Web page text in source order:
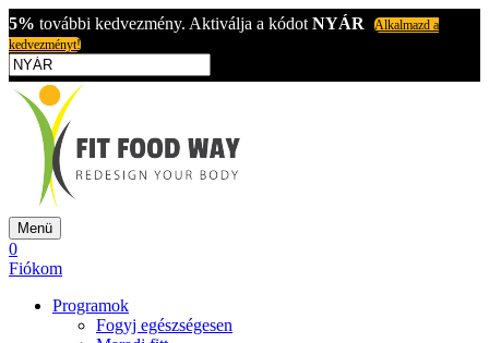
5% további kedvezmény. Aktiválja a kódot NYÁR
Alkalmazd a
kedvezményt!
Menü
0
Fiókom
Programok
Fogyj egészségesen